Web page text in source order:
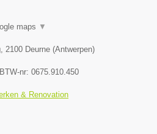
maps ▼
, 2100 Deurne (Antwerpen)
nr: 0675.910.450
& Renovation